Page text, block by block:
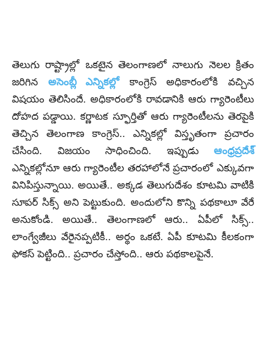
తెలుగు రాష్ట్రాల్లో ఒక‌టైన తెలంగాణ‌లో నాలుగు నెల‌ల క్రితం
జ‌రిగిన అసెంబ్లీ ఎన్నిక‌ల్లోకాంగ్రెస్ అధికారంలోకి వ‌చ్చిన
విష‌యం తెలిసిందే. అధికారంలోకి రావ‌డానికి ఆరు గ్యారెంటీలు
దోహ‌ద ప‌డ్డాయి. క‌ర్ణాట‌క స్ఫూర్తితో ఆరు గ్యారెంటీల‌ను తెర‌పైకి
తెచ్చిన తెలంగాణ కాంగ్రెస్‌.. ఎన్నిక‌ల్లో విస్తృతంగా ప్ర‌చారం
చేసింది. విజ‌యం సాధించింది. ఇప్పుడు ఆంధ్ర‌ప్ర‌దేశ్
ఎన్నిక‌ల్లోనూ ఆరు గ్యారెంటీల త‌ర‌హాలోనే ప్ర‌చారంలో ఎక్కువ‌గా
వినిపిస్తున్నాయి. అయితే.. అక్క‌డ తెలుగుదేశం కూట‌మి వాటికి
సూప‌ర్ సిక్స్ అని పెట్టుకుంది. అందులోని కొన్ని ప‌థ‌కాలూ వేరే
అనుకోండి. అయితే.. తెలంగాణ‌లో ఆరు.. ఏపీలో సిక్స్..
లాంగ్వేజీలు వేరైన‌ప్ప‌టికీ.. అర్థం ఒక‌టే. ఏపీ కూట‌మి కీల‌కంగా
ఫోక‌స్ పెట్టింది.. ప్ర‌చారం చేస్తోంది.. ఆరు ప‌థ‌కాల‌పైనే.